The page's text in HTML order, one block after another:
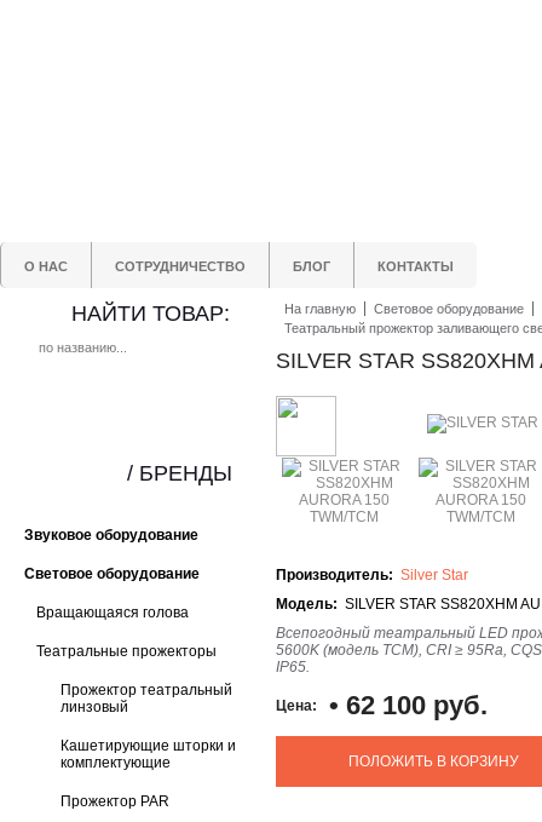
О НАС СОТРУДНИЧЕСТВО БЛОГ КОНТАКТЫ
НАЙТИ ТОВАР:
Звуковое оборудование
Световое оборудование
Вращающаяся голова
Театральные прожекторы
Прожектор театральный
линзовый
Кашетирующие шторки и
комплектующие
Прожектор PAR
/ БРЕНДЫ
На главную
Световое оборудование
Театральный прожектор заливающего
SILVER STAR
Производитель: Silver Star
Модель: SILVER STAR SS820XHM
Всепогодный театральный LED
5600K (модель TCМ), CRI ≥ 95Ra,
IP65.
Цена: • 62 100 руб.
ПОЛОЖИТЬ В КОРЗИНУ